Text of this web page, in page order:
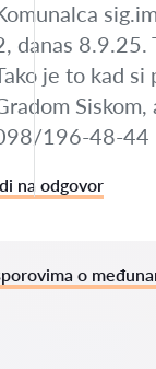
danas 8.9.25.
je to kad si
196-48-44
na odgovor
o